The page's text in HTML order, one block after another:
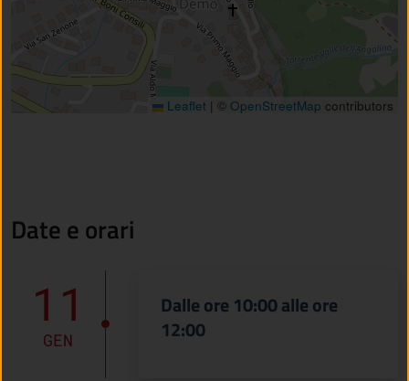
Leaflet | © OpenStreetMap contributors
Date e orari
11
GEN
Dalle ore 10:00 alle ore
12:00